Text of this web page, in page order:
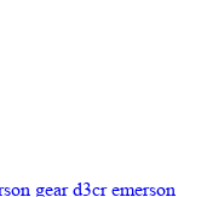
gear d3cr emerson